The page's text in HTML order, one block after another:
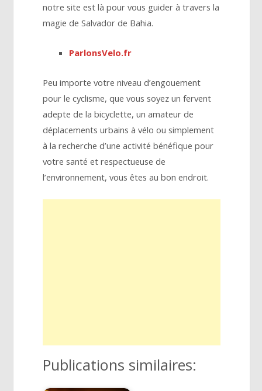
notre site est là pour vous guider à travers la
magie de Salvador de Bahia.
ParlonsVelo.fr
Peu importe votre niveau d’engouement
pour le cyclisme, que vous soyez un fervent
adepte de la bicyclette, un amateur de
déplacements urbains à vélo ou simplement
à la recherche d’une activité bénéfique pour
votre santé et respectueuse de
l’environnement, vous êtes au bon endroit.
Publications similaires: